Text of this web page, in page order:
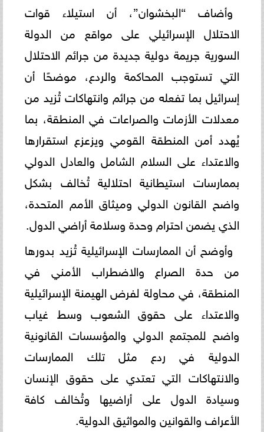
وأضاف “البخشوان”، أن استيلاء قوات
الاحتلال الإسرائيلي على مواقع من الدولة
السورية جريمة دولية جديدة من جرائم الاحتلال
التي تستوجب المحاكمة والردع، موضحًا أن
إسرائيل بما تفعله من جرائم وانتهاكات تُزيد من
معدلات الأزمات والصراعات في المنطقة، بما
يُهدد أمن المنطقة القومي ويزعزع استقرارها
والاعتداء على السلام الشامل والعادل الدولي
بممارسات استيطانية احتلالية تُخالف بشكل
واضح القانون الدولي وميثاق الأمم المتحدة،
الذي يضمن احترام وحدة وسلامة أراضي الدول.
وأوضح أن الممارسات الإسرائيلية تُزيد بدورها
من حدة الصراع والاضطراب الأمني في
المنطقة، في محاولة لفرض الهيمنة الإسرائيلية
والاعتداء على حقوق الشعوب وسط غياب
واضح للمجتمع الدولي والمؤسسات القانونية
الدولية في ردع مثل تلك الممارسات
والانتهاكات التي تعتدي على حقوق الإنسان
وسيادة الدول على أراضيها وتُخالف كافة
الأعراف والقوانين والمواثيق الدولية.